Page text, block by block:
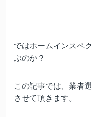
ではホームインスペ
ぶのか？
この記事では、業者
させて頂きます。